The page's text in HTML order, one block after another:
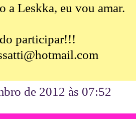
a Leskka, eu vou amar.
participar!!!
de 2012 às 07:52